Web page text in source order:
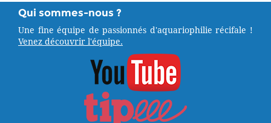
Qui sommes-nous ?
Une fine équipe de passionnés d'aquariophilie récifale !
Venez découvrir l'équipe.